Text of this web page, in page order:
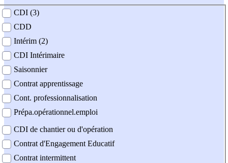
contrat
CDI (3)
CDD
Intérim (2)
CDI Intérimaire
Saisonnier
Contrat apprentissage
Cont. professionnalisation
Prépa.opérationnel.emploi
CDI de chantier ou d'opération
Contrat d'Engagement Educatif
Contrat intermittent